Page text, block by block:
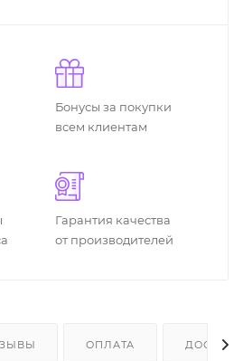
Бонусы за покупки
всем клиентам
Гарантия качества
от производителей
ОПЛАТА